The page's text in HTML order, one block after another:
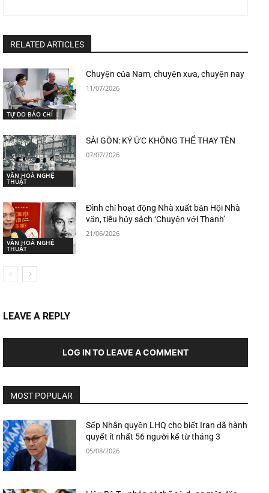
RELATED ARTICLES
TỰ DO BÁO CHÍ
Chuyện của Nam, chuyện xưa, chuyện nay
11/07/2026
VĂN HOÁ NGHỆ
THUẬT
SÀI GÒN: KÝ ỨC KHÔNG THỂ THAY TÊN
07/07/2026
VĂN HOÁ NGHỆ
THUẬT
Đình chỉ hoạt động Nhà xuất bản Hội Nhà
văn, tiêu hủy sách ‘Chuyện với Thanh’
21/06/2026
LEAVE A REPLY
LOG IN TO LEAVE A COMMENT
MOST POPULAR
Sếp Nhân quyền LHQ cho biết Iran đã hành
quyết ít nhất 56 người kể từ tháng 3
05/08/2026